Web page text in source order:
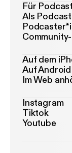
Für
Als
Auf dem
Auf
Im Web
Instagram
Tiktok
Youtube